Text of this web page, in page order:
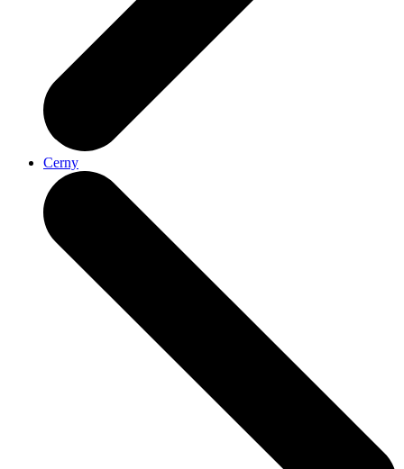
Cerny